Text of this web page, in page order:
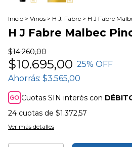
Inicio > Vinos > H J. Fabre > H J Fabre
H J Fabre Malbec
$14.260,00
$10.695,00 25% OFF
Ahorrás: $3.565,00
Cuotas SIN interés con
24 cuotas de $1.372,57
Ver más detalles